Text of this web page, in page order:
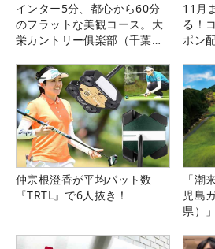
インター5分、都心から60分
のフラットな美観コース。大
栄カントリー俱楽部（千葉
11月
る！
ポン
仲宗根澄香が平均パット数
『TRTL』で6人抜き！
「潮
児島
県）